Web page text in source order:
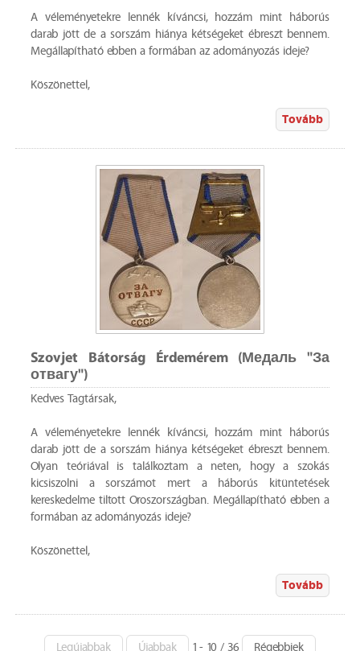
A véleményetekre lennék kíváncsi, hozzám mint háborús
darab jött de a sorszám hiánya kétségeket ébreszt bennem.
Megállapítható ebben a formában az adományozás ideje?
Köszönettel,
Tovább
Szovjet Bátorság Érdemérem (Медаль "За
отвагу")
Kedves Tagtársak,
A véleményetekre lennék kíváncsi, hozzám mint háborús
darab jött de a sorszám hiánya kétségeket ébreszt bennem.
Olyan teóriával is találkoztam a neten, hogy a szokás
kicsiszolni a sorszámot mert a háborús kitüntetések
kereskedelme tiltott Oroszországban. Megállapítható ebben a
formában az adományozás ideje?
Köszönettel,
Tovább
Legújabbak Újabbak 1 - 10 / 36 Régebbiek